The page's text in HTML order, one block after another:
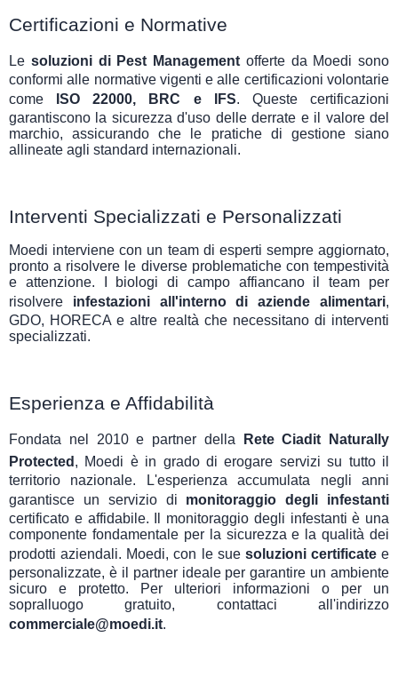
Certificazioni e Normative
Le soluzioni di Pest Management offerte da Moedi sono
conformi alle normative vigenti e alle certificazioni volontarie
come ISO 22000, BRC e IFS. Queste certificazioni
garantiscono la sicurezza d'uso delle derrate e il valore del
marchio, assicurando che le pratiche di gestione siano
allineate agli standard internazionali.
Interventi Specializzati e Personalizzati
Moedi interviene con un team di esperti sempre aggiornato,
pronto a risolvere le diverse problematiche con tempestività
e attenzione. I biologi di campo affiancano il team per
risolvere infestazioni all'interno di aziende alimentari,
GDO, HORECA e altre realtà che necessitano di interventi
specializzati.
Esperienza e Affidabilità
Fondata nel 2010 e partner della
Rete Ciadit Naturally
Protected , Moedi è in grado di erogare servizi su tutto il
territorio nazionale. L'esperienza accumulata negli anni
garantisce un servizio di monitoraggio degli infestanti
certificato e affidabile. Il monitoraggio degli infestanti è una
componente fondamentale per la sicurezza e la qualità dei
prodotti aziendali. Moedi, con le sue soluzioni certificatee
personalizzate, è il partner ideale per garantire un ambiente
sicuro e protetto. Per ulteriori informazioni o per un
sopralluogo gratuito, contattaci all'indirizzo
commerciale@moedi.it.